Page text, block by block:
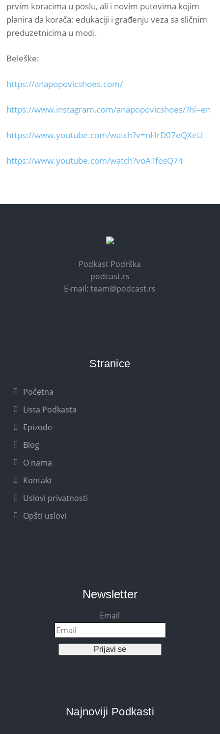
prvim koracima u poslu, ali i novim putevima kojim
planira da korača: edukaciji i građenju veza sa sličnim
preduzetnicima u modi.
Beleške:
https://anapopovicshoes.com/
https://www.instagram.com/anapopovicshoes/?hl=en
https://www.youtube.com/watch?v=nHrD07eQXeU
https://www.youtube.com/watch?voATfosQ74
Podkast Podrška
podcast.rs
E-mail: team@podcast.rs
Stranice
Početna
Lista Podkasta
Epizode
Blog
O nama
Kontakt
Uslovi privatnosti
Opšti uslovi
Newsletter
Email
Prijavi se
Najnoviji Podkasti